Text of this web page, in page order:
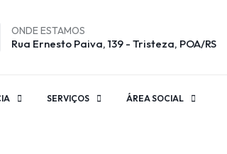
ONDE ESTAMOS
Rua Ernesto Paiva, 139 - Tristeza, POA/RS
SERVIÇOS ÁREA SOCIAL